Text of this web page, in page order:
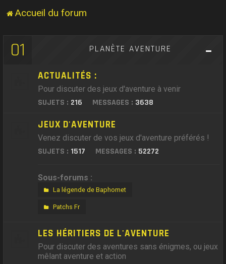
Accueil du forum
01 PLANÈTE AVENTURE
ACTUALITÉS :
Pour discuter des jeux d'aventure à venir
SUJETS : 216 MESSAGES : 3638
JEUX D'AVENTURE
Venez discuter de vos jeux d'aventure préférés !
SUJETS : 1517 MESSAGES : 52272
Sous-forums :
La légende de Baphomet
Patchs Fr
LES HÉRITIERS DE L'AVENTURE
Pour discuter des aventures sans énigmes, ou jeux
mêlant aventure et action